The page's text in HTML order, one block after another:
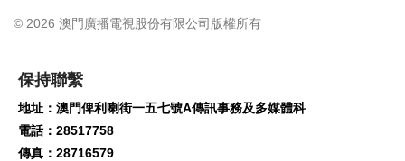
© 2026 澳門廣播電視股份有限公司版權所有
保持聯繫
地址：澳門俾利喇街一五七號A傳訊事務及多媒體科
電話：28517758
傳真：28716579